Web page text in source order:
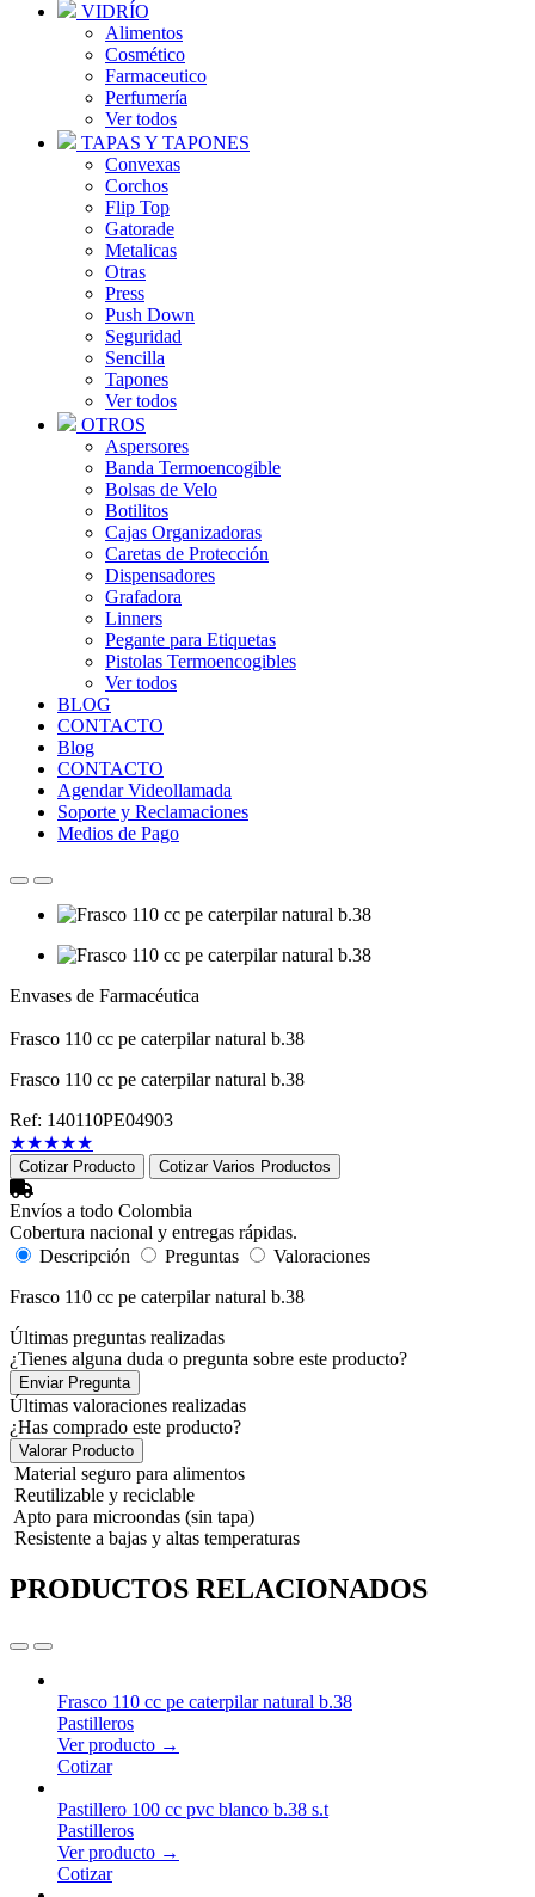
VIDRÍO
Alimentos
Cosmético
Farmaceutico
Perfumería
Ver todos
TAPAS Y TAPONES
Convexas
Corchos
Flip Top
Gatorade
Metalicas
Otras
Press
Push Down
Seguridad
Sencilla
Tapones
Ver todos
OTROS
Aspersores
Banda Termoencogible
Bolsas de Velo
Botilitos
Cajas Organizadoras
Caretas de Protección
Dispensadores
Grafadora
Linners
Pegante para Etiquetas
Pistolas Termoencogibles
Ver todos
BLOG
CONTACTO
Blog
CONTACTO
Agendar Videollamada
Soporte y Reclamaciones
Medios de Pago
Envases de Farmacéutica
Frasco 110 cc pe caterpilar natural b.38
Frasco 110 cc pe caterpilar natural b.38
Ref: 140110PE04903
★★★★★
Cotizar Producto Cotizar Varios Productos
Envíos a todo Colombia
Cobertura nacional y entregas rápidas.
Descripción
Preguntas
Valoraciones
Frasco 110 cc pe caterpilar natural b.38
Últimas preguntas realizadas
¿Tienes alguna duda o pregunta sobre este producto?
Enviar Pregunta
Últimas valoraciones realizadas
¿Has comprado este producto?
Valorar Producto
Material seguro para alimentos
Reutilizable y reciclable
Apto para microondas (sin tapa)
Resistente a bajas y altas temperaturas
PRODUCTOS RELACIONADOS
Frasco 110 cc pe caterpilar natural b.38
Pastilleros
Ver producto →
Cotizar
Pastillero 100 cc pvc blanco b.38 s.t
Pastilleros
Ver producto →
Cotizar